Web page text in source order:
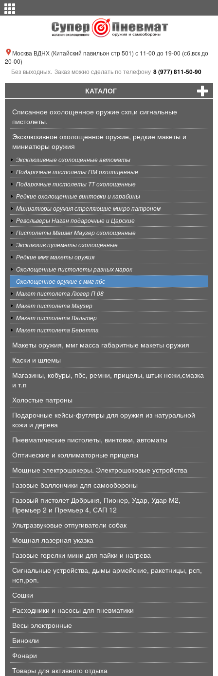
Москва ВДНХ (Китайский павильон стр 501) с 11-00 до 19-00 (сб,вск до
20-00)
Без выходных. Заказ можно сделать по телефону 8 (977) 811-50-90
КАТАЛОГ
Списанное охолощенное оружие схп,и сигнальные
пистолеты.
Эксклюзивное охолощенное оружие, редкие макеты и
миниатюры оружия
Эксклюзивные охолощенные автоматы
Подарочные пистолеты ПМ охолощенные
Подарочные пистолеты ТТ охолощенные
Редкие охолощенные винтовки и карабины
Миниатюры оружия стреляющие микро патроном
Револьверы Наган подарочные и Царские
Пистолеты Mauser Маузер охолощенные
Эксклюзив пулеметы охолощенные
Редкие ммг макеты оружия
Охолощенные пистолеты разных марок
Охолощенное оружие с ммг пбс
Макет пистолета Люгер П 08
Макет пистолета Маузер
Макет пистолета Вальтер
Макет пистолета Беретта
Макеты оружия, ммг масса габаритные макеты оружия
Каски и шлемы
Магазины, кобуры, пбс, ремни, прицелы, штык ножи,смазка
и т.п
Холостые патроны
Подарочные кейсы-футляры для оружия из натуральной
кожи и дерева
Пневматические пистолеты, винтовки, автоматы
Оптические и коллиматорные прицелы
Мощные электрошокеры. Электрошоковые устройства
Газовые баллончики для самообороны
Газовый пистолет Добрыня, Пионер, Удар, Удар М2,
Премьер 2 и Премьер 4, САП 12
Ультразвуковые отпугиватели собак
Мощная лазерная указка
Газовые горелки мини для пайки и нагрева
Сигнальные устройства, дымы армейские, ракетницы, рсп,
нсп,роп.
Сошки
Расходники и насосы для пневматики
Весы электронные
Бинокли
Фонари
Товары для активного отдыха